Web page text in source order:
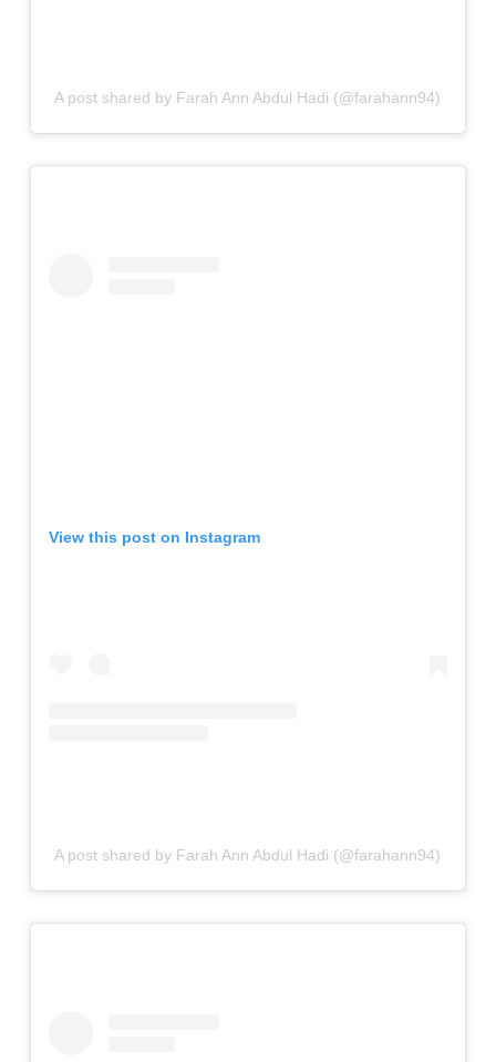
A post shared by Farah Ann Abdul Hadi (@farahann94)
View this post on Instagram
A post shared by Farah Ann Abdul Hadi (@farahann94)